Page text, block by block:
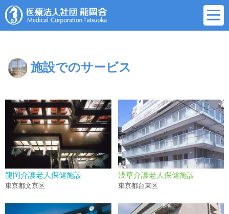
施設でのサービス
龍岡介護老人保健施設
東京都文京区
浅草介護老人保健施設
東京都台東区